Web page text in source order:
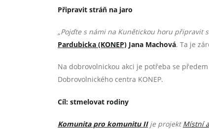
Připravit stráň na jaro
„Pojďte s námi na Kunětickou horu připravit
Pardubicka (KONEP) Jana Machová. Ta je
Na dobrovolnickou akci je potřeba se
Dobrovolnického centra KONEP.
Cíl: stmelovat rodiny
Komunita pro komunitu IIje projektMístní